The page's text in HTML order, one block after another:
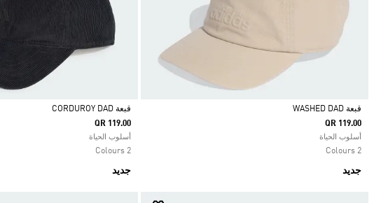
Selected
قبعة WASHED DAD
QR 119.00
أسلوب الحياة
2 Colours
جديد
Selected
قبعة CORDUROY DAD
QR 119.00
أسلوب الحياة
2 Colours
جديد